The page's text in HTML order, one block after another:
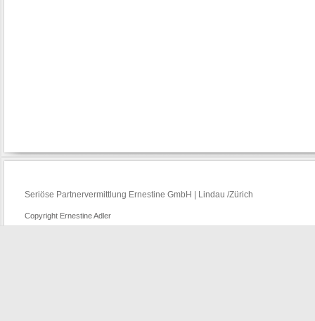
Seriöse Partnervermittlung Ernestine GmbH | Lindau /Zürich
Copyright Ernestine Adler